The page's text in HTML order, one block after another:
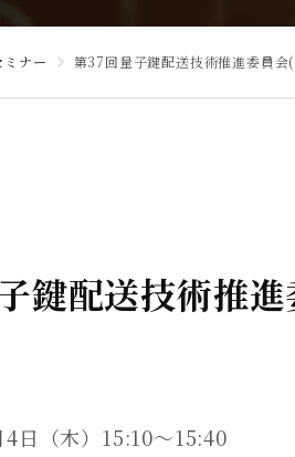
ナー 第37回量子鍵配送技術推進委員会
鍵配送技術推
日（木）15:10～15:40